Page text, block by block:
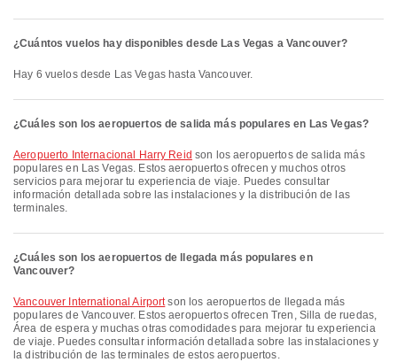
¿Cuántos vuelos hay disponibles desde Las Vegas a Vancouver?
Hay 6 vuelos desde Las Vegas hasta Vancouver.
¿Cuáles son los aeropuertos de salida más populares en Las Vegas?
Aeropuerto Internacional Harry Reid son los aeropuertos de salida más
populares en Las Vegas. Estos aeropuertos ofrecen y muchos otros
servicios para mejorar tu experiencia de viaje. Puedes consultar
información detallada sobre las instalaciones y la distribución de las
terminales.
¿Cuáles son los aeropuertos de llegada más populares en
Vancouver?
Vancouver International Airportson los aeropuertos de llegada más
populares de Vancouver. Estos aeropuertos ofrecen Tren, Silla de ruedas,
Área de espera y muchas otras comodidades para mejorar tu experiencia
de viaje. Puedes consultar información detallada sobre las instalaciones y
la distribución de las terminales de estos aeropuertos.